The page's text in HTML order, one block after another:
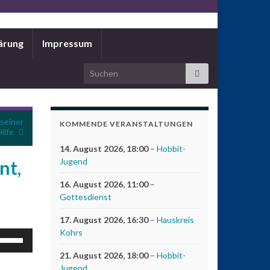
Impressum
Search for:
KOMMENDE VERANSTALTUNGEN
14. August 2026, 18:00– Hobbit-
Jugend
16. August 2026, 11:00–
Gottesdienst
17. August 2026, 16:30– Hauskreis
Kohrs
21. August 2026, 18:00– Hobbit-
Jugend